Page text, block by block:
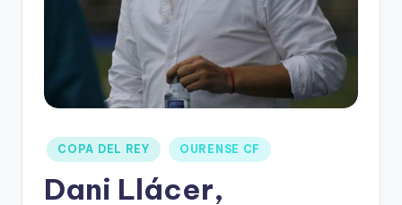
COPA DEL REY OURENSE CF
Dani Llácer,